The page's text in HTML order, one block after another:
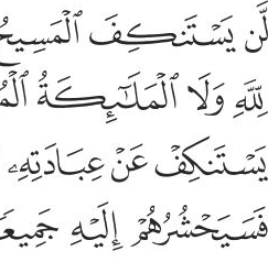
لن يستنكف المسيح ان يكون عبدا لله
لَّن يَسْتَنكِفَ ٱلْمَسِيحُ أَن يَكُونَ عَبْدًۭا
ﱿﲀ
ﲅﲆﲇ
ﲋﲌﲍ
ﲏﲐ